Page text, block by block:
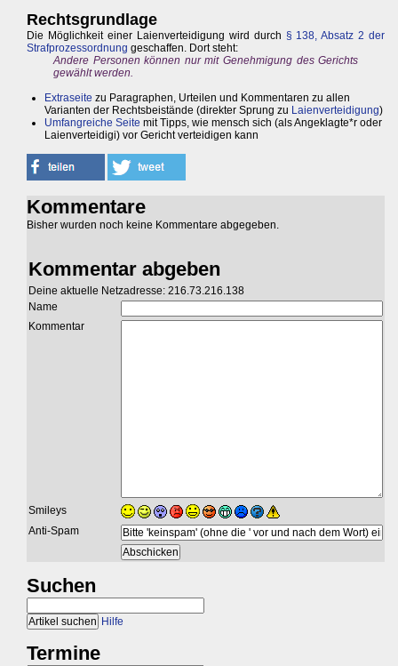
Rechtsgrundlage
Die Möglichkeit einer Laienverteidigung wird durch § 138, Absatz 2 der
Strafprozessordnung geschaffen. Dort steht:
Andere Personen können nur mit Genehmigung des Gerichts
gewählt werden.
Extraseite zu Paragraphen, Urteilen und Kommentaren zu allen
Varianten der Rechtsbeistände (direkter Sprung zu Laienverteidigung)
Umfangreiche Seite mit Tipps, wie mensch sich (als Angeklagte*r oder
Laienverteidigi) vor Gericht verteidigen kann
Kommentare
Bisher wurden noch keine Kommentare abgegeben.
Kommentar abgeben
Deine aktuelle Netzadresse: 216.73.216.138
Name
Kommentar
Smileys
Anti-Spam
Suchen
Hilfe
Termine